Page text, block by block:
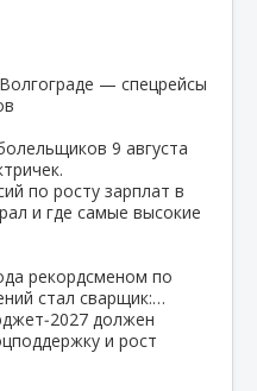
— спецрейсы
9 августа
по росту зарплат в
и где самые высокие
рекордсменом по
стал сварщик:…
должен
и рост